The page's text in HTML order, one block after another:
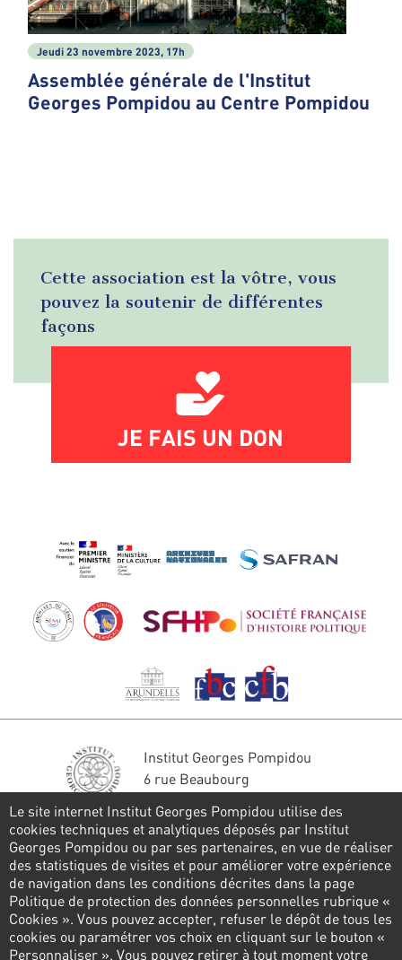
Jeudi 23 novembre 2023, 17h
Assemblée générale de l'Institut
Georges Pompidou au Centre Pompidou
Cette association est la vôtre, vous
pouvez la soutenir de différentes
façons
JE FAIS UN DON
Institut Georges Pompidou
6 rue Beaubourg
Tél. : 01 44 78 41 22
Restons en contact
FORMULAIRE DE CONTACT
Suivez-nous
Le site internet Institut Georges Pompidou utilise des
cookies techniques et analytiques déposés par Institut
Georges Pompidou ou par ses partenaires, en vue de réaliser
des statistiques de visites et pour améliorer votre expérience
de navigation dans les conditions décrites dans la page
Politique de protection des données personnelles rubrique «
Cookies ». Vous pouvez accepter, refuser le dépôt de tous les
cookies ou paramétrer vos choix en cliquant sur le bouton «
Personnaliser ». Vous pouvez retirer à tout moment votre